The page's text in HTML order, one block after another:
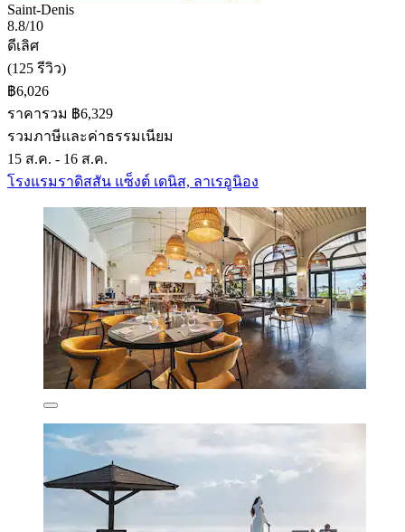
Saint-Denis
8.8/10
ดีเลิศ
(125 รีวิว)
฿6,026
ราคารวม ฿6,329
รวมภาษีและค่าธรรมเนียม
15 ส.ค. - 16 ส.ค.
โรงแรมราดิสสัน แซ็งต์ เดนิส, ลาเรอูนิอง